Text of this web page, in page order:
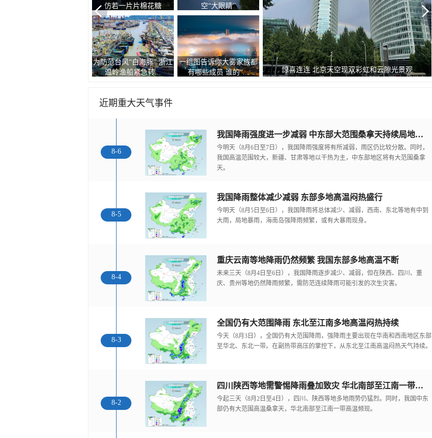
仿若一片片棉花糖
空“大眼睛”
为防范台风“白海豚” 浙江
温岭渔船紧急转...
一组图告诉你大雾家族都
有哪些成员 谁的“...
惊喜连连 北京天空现双彩虹和云隙光景观
近期重大天气事件
8-6
我国降雨强度进一步减弱 中东部大范围桑拿天持续局地可超38℃
今明天（8月6日至7日），我国降雨强度将有所减弱，雨区仍比较分散。同时，
我国高温范围较大，新疆、甘肃等地以干热为主，中东部地区将有大范围桑拿
天。
8-5
我国降雨整体减少减弱 东部多地高温闷热盛行
今明天（8月5日至6日），我国降雨将总体减少、减弱，西南、东北等地有中到
大雨，局地暴雨，海南岛强降雨频繁，或有大暴雨现身。
8-4
重庆云南等地降雨仍然频繁 我国东部多地高温不断
未来三天（8月4日至6日），我国降雨逐步减少、减弱，但在陕西、四川、重
庆、贵州等地仍然降雨频繁，需防范连续降雨可能引发的次生灾害。
8-3
全国仍有大范围降雨 东北至江南多地高温闷热持续
今天（8月3日），全国仍有大范围降雨，强降雨主要出现在华南和西南地区东部
至华北、东北一带。在副热带高压的掌控下，从东北至江南高温闷热天气持续。
8-2
四川陕西等地需警惕降雨叠加致灾 华北南部至江南一带高温频现
今起三天（8月2日至4日），四川、陕西等地多地雨势仍猛烈。同时，我国中东
部仍有大范围高温桑拿天，华北南部至江南一带高温频现。